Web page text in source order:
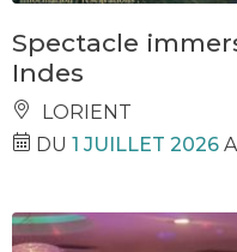
Spectacle
Indes
LORIENT
DU 1 JUILLET 2026